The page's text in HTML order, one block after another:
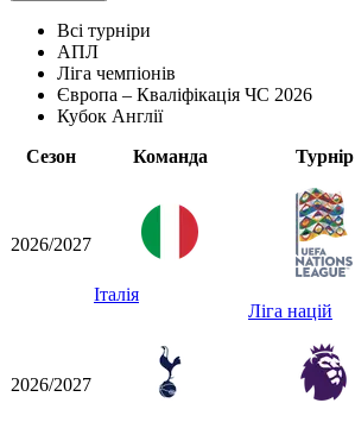
Всі турніри
АПЛ
Ліга чемпіонів
Європа – Кваліфікація ЧС 2026
Кубок Англії
Сезон
Команда Турнір
2026/2027
Італія
Ліга націй
2026/2027